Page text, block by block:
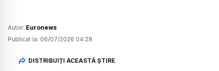
Autor: Euronews
Publicat la: 06/07/2026 04:28
DISTRIBUIȚI ACEASTĂ ȘTIRE